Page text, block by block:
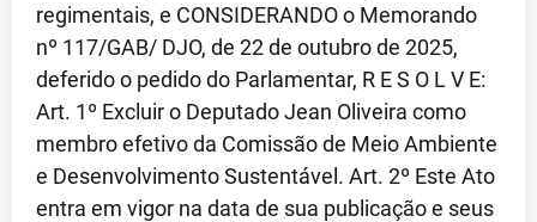
regimentais, e CONSIDERANDO o Memorando
nº 117/GAB/ DJO, de 22 de outubro de 2025,
deferido o pedido do Parlamentar, R E S O L V E:
Art. 1º Excluir o Deputado Jean Oliveira como
membro efetivo da Comissão de Meio Ambiente
e Desenvolvimento Sustentável. Art. 2º Este Ato
entra em vigor na data de sua publicação e seus